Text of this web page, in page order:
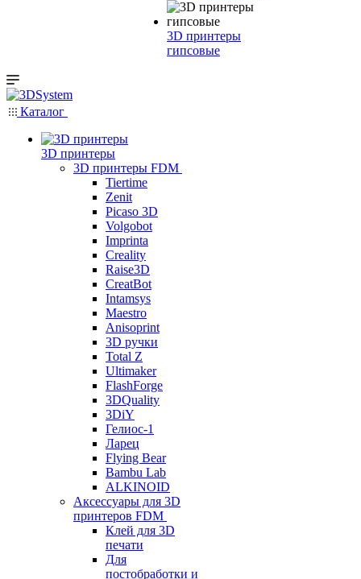
3D принтеры
гипсовые
Каталог
3D принтеры
3D принтеры FDM
Tiertime
Zenit
Picaso 3D
Volgobot
Imprinta
Creality
Raise3D
CreatBot
Intamsys
Maestro
Anisoprint
3D ручки
Total Z
Ultimaker
FlashForge
3DQuality
3DiY
Гелиос-1
Ларец
Flying Bear
Bambu Lab
ALKINOID
Аксессуары для 3D
принтеров FDM
Клей для 3D
печати
Для
постобработки и